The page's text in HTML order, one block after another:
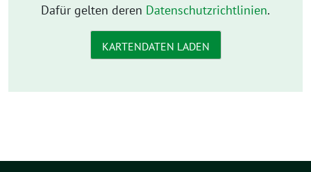
Dafür gelten deren Datenschutzrichtlinien.
KARTENDATEN LADEN